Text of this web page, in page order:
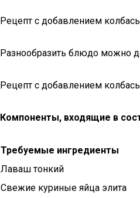
Рецепт с добавлением
Разнообразить блюдо можно
Рецепт с добавлением
Компоненты, входящие в
Требуемые ингредиенты
Лаваш тонкий
Свежие куриные яйца элита